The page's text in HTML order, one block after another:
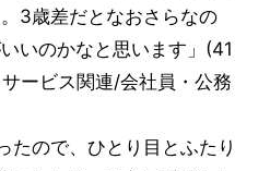
3歳差だとなおさらなの
いのかなと思います」(41
ービス関連/会社員・公務
たので、ひとり目とふたり